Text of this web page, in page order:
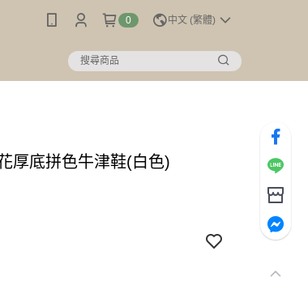
0 中文 (繁體)
厚底拼色牛津鞋(白色)